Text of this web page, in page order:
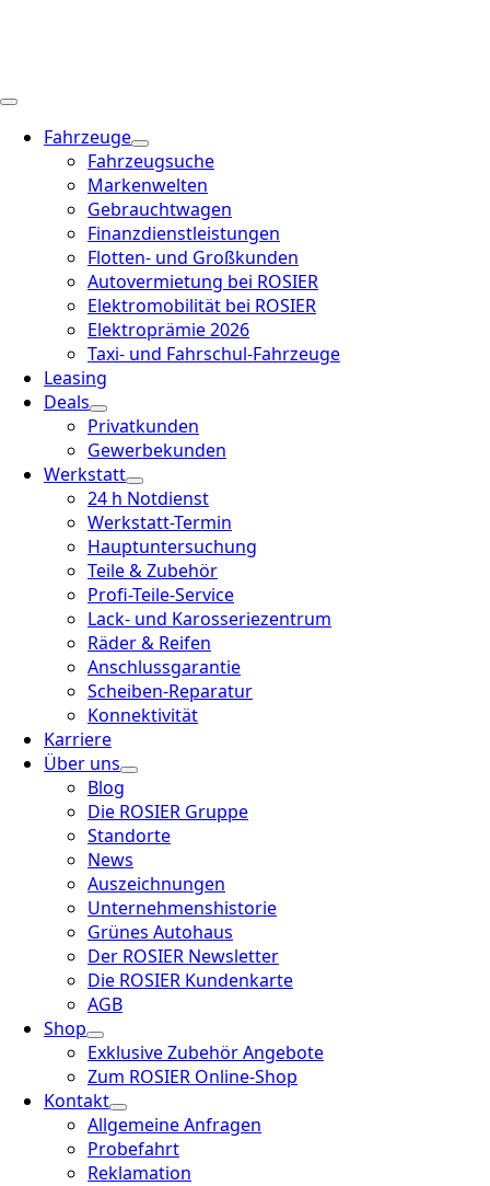
Fahrzeuge
Fahrzeugsuche
Markenwelten
Gebrauchtwagen
Finanzdienstleistungen
Flotten- und Großkunden
Autovermietung bei ROSIER
Elektromobilität bei ROSIER
Elektroprämie 2026
Taxi- und Fahrschul-Fahrzeuge
Leasing
Deals
Privatkunden
Gewerbekunden
Werkstatt
24 h Notdienst
Werkstatt-Termin
Hauptuntersuchung
Teile & Zubehör
Profi-Teile-Service
Lack- und Karosseriezentrum
Räder & Reifen
Anschlussgarantie
Scheiben-Reparatur
Konnektivität
Karriere
Über uns
Blog
Die ROSIER Gruppe
Standorte
News
Auszeichnungen
Unternehmenshistorie
Grünes Autohaus
Der ROSIER Newsletter
Die ROSIER Kundenkarte
AGB
Shop
Exklusive Zubehör Angebote
Zum ROSIER Online-Shop
Kontakt
Allgemeine Anfragen
Probefahrt
Reklamation